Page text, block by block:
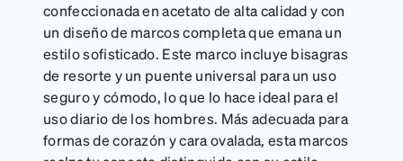
confeccionada en acetato de alta calidad y con
un diseño de marcos completa que emana un
estilo sofisticado. Este marco incluye bisagras
de resorte y un puente universal para un uso
seguro y cómodo, lo que lo hace ideal para el
uso diario de los hombres. Más adecuada para
formas de corazón y cara ovalada, esta marcos